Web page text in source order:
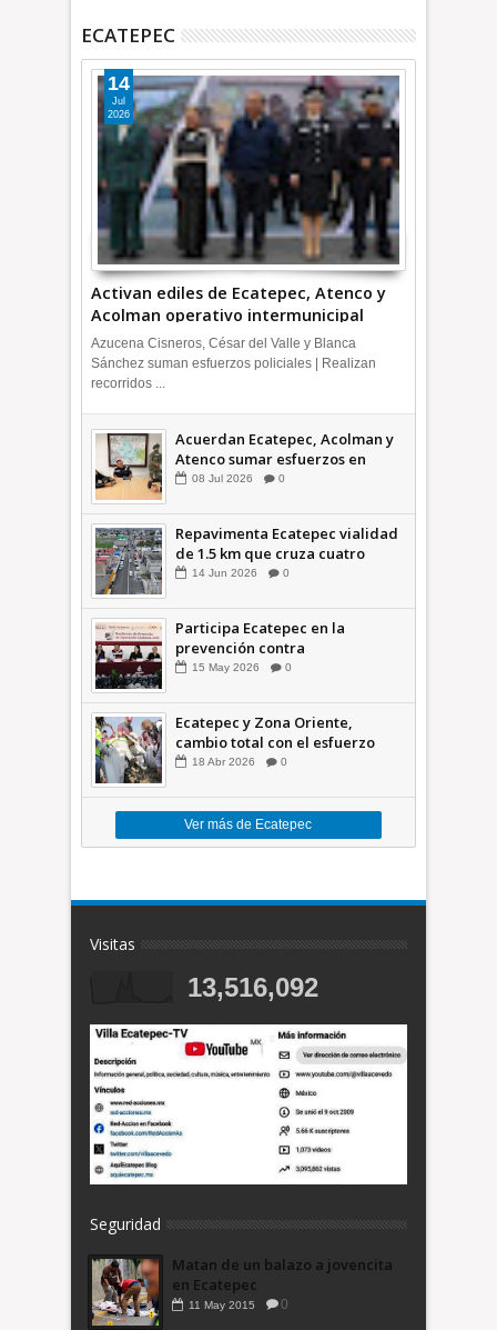
ECATEPEC
Activan ediles de Ecatepec, Atenco y
Acolman operativo intermunicipal
14
Jul
2026
Azucena Cisneros, César del Valle y Blanca
Sánchez suman esfuerzos policiales | Realizan
recorridos ...
Acuerdan Ecatepec, Acolman y
Atenco sumar esfuerzos en
seguridad
08 Jul 2026 0
Repavimenta Ecatepec vialidad
de 1.5 km que cruza cuatro
comunidades +Video
14 Jun 2026 0
Participa Ecatepec en la
prevención contra
inundaciones en el Valle de
15 May 2026 0
Ecatepec y Zona Oriente,
cambio total con el esfuerzo
conjunto: Azucena; retiran 21
18 Abr 2026 0
Ver más de Ecatepec
Visitas
13,516,092
Seguridad
Matan de un balazo a jovencita
en Ecatepec
11 May 2015 0